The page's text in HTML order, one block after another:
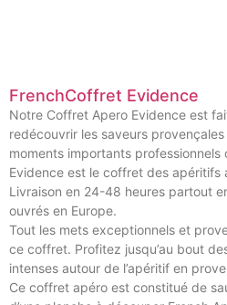
FrenchCoffret Evidence
Notre Coffret Apero Evidence est
redécouvrir les saveurs
moments importants
Evidence est le coffret des apéritifs
Livraison en 24-48 heures partout
ouvrés en Europe.
Tout les mets exceptionnels et
ce coffret. Profitez jusqu’au bout
intenses autour de l’apéritif en
Ce coffret apéro est constitué de